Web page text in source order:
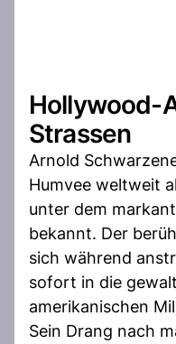
Hollywood-
Strassen
Arnold
Humvee weltweit
unter dem
bekannt. Der
sich während
sofort in die
amerikanischen
Sein Drang nach